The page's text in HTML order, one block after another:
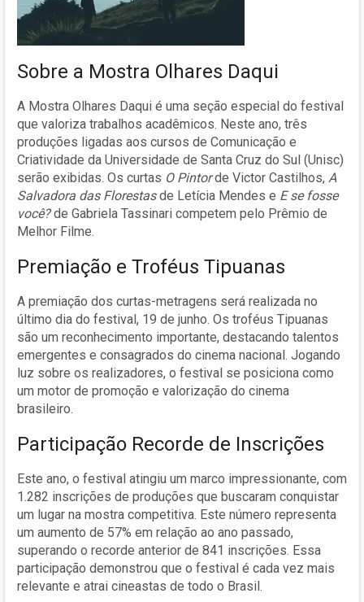
Sobre a Mostra Olhares Daqui
A Mostra Olhares Daqui é uma seção especial do festival
que valoriza trabalhos acadêmicos. Neste ano, três
produções ligadas aos cursos de Comunicação e
Criatividade da Universidade de Santa Cruz do Sul (Unisc)
serão exibidas. Os curtas O Pintorde Victor Castilhos, A
Salvadora das Florestasde Letícia Mendes e E se fosse
você?de Gabriela Tassinari competem pelo Prêmio de
Melhor Filme.
Premiação e Troféus Tipuanas
A premiação dos curtas-metragens será realizada no
último dia do festival, 19 de junho. Os troféus Tipuanas
são um reconhecimento importante, destacando talentos
emergentes e consagrados do cinema nacional. Jogando
luz sobre os realizadores, o festival se posiciona como
um motor de promoção e valorização do cinema
brasileiro.
Participação Recorde de Inscrições
Este ano, o festival atingiu um marco impressionante, com
1.282 inscrições de produções que buscaram conquistar
um lugar na mostra competitiva. Este número representa
um aumento de 57% em relação ao ano passado,
superando o recorde anterior de 841 inscrições. Essa
participação demonstrou que o festival é cada vez mais
relevante e atrai cineastas de todo o Brasil.